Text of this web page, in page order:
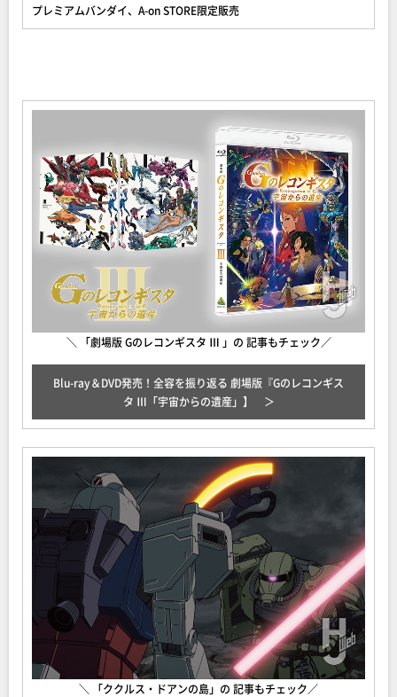
プレミアムバンダイ、A-on STORE限定販売
＼ 「劇場版 Gのレコンギスタ Ⅲ 」の 記事もチェック／
Blu-ray＆DVD発売！全容を振り返る 劇場版『Gのレコンギス
タ Ⅲ「宇宙からの遺産」】
＼ 「ククルス・ドアンの島」の 記事もチェック／